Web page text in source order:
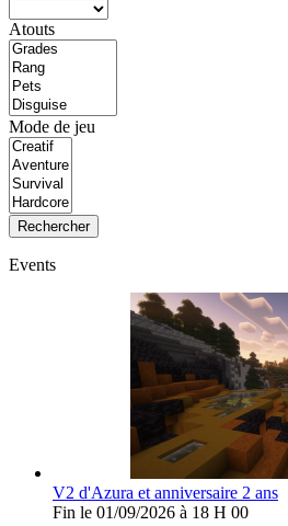
Atouts
Mode de jeu
Rechercher
Events
V2 d'Azura et anniversaire 2 ans
Fin le 01/09/2026 à 18 H 00